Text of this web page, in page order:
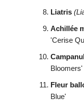
Liatris
Achillée
'Cerise
Bloomers'
Fleur
Blue'